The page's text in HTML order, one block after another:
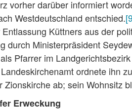
vorher darüber informiert
Westdeutschland entschied.
Küttners aus der
durch Ministerpräsident
Pfarrer im
ordnete ihn
Zionskirche ab; sein Wohnsitz
Erweckung